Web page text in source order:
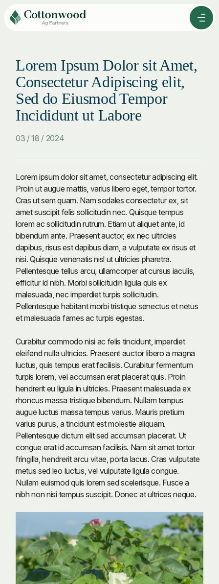
Lorem Ipsum Dolor sit Amet,
Consectetur Adipiscing elit,
Sed do Eiusmod Tempor
Incididunt ut Labore
03 / 18 / 2024
Lorem ipsum dolor sit amet, consectetur adipiscing elit.
Proin ut augue mattis, varius libero eget, tempor tortor.
Cras ut sem quam. Nam sodales consectetur ex, sit
amet suscipit felis sollicitudin nec. Quisque tempus
lorem ac sollicitudin rutrum. Etiam ut aliquet ante, id
bibendum ante. Praesent auctor, ex nec ultricies
dapibus, risus est dapibus diam, a vulputate ex risus et
nisi. Quisque venenatis nisl ut ultricies pharetra.
Pellentesque tellus arcu, ullamcorper at cursus iaculis,
efficitur id nibh. Morbi sollicitudin ligula quis ex
malesuada, nec imperdiet turpis sollicitudin.
Pellentesque habitant morbi tristique senectus et netus
et malesuada fames ac turpis egestas.
Curabitur commodo nisi ac felis tincidunt, imperdiet
eleifend nulla ultricies. Praesent auctor libero a magna
luctus, quis tempus erat facilisis. Curabitur fermentum
turpis lorem, vel accumsan erat placerat quis. Proin
hendrerit eu ligula in ultricies. Praesent malesuada ex
rhoncus massa tristique bibendum. Nullam tempus
augue luctus massa tempus varius. Mauris pretium
varius purus, a tincidunt est molestie aliquam.
Pellentesque dictum elit sed accumsan placerat. Ut
congue erat id accumsan facilisis. Nam sit amet tortor
fringilla, hendrerit arcu vitae, porta lacus. Cras vulputate
metus sed leo luctus, vel vulputate ligula congue.
Nullam euismod quis lorem sed scelerisque. Fusce a
nibh non nisi tempus suscipit. Donec at ultrices neque.